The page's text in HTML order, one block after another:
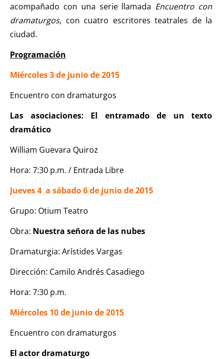
acompañado con una serie llamada Encuentro con
dramaturgos, con cuatro escritores teatrales de la
ciudad.
Programación
Miércoles 3 de junio de 2015
Encuentro con dramaturgos
Las asociaciones: El entramado de un texto
dramático
William Guevara Quiroz
Hora: 7:30 p.m. / Entrada Libre
Jueves 4 a sábado 6 de junio de 2015
Grupo: Otium Teatro
Obra: Nuestra señora de las nubes
Dramaturgia: Arístides Vargas
Dirección: Camilo Andrés Casadiego
Hora: 7:30 p.m.
Miércoles 10 de junio de 2015
Encuentro con dramaturgos
El actor dramaturgo